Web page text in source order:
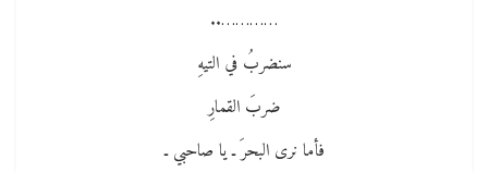
…………..
سنضربُ في التيهِ
ضربَ القمارِ
فأما نرى البحرَ ـ يا صاحبي ـ